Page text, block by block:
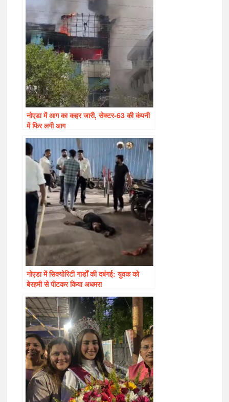
नोएडा में आग का कहर जारी, सेक्टर-63 की कंपनी
में फिर लगी आग
नोएडा में सिक्योरिटी गार्डों की दबंगई: युवक को
बेरहमी से पीटकर किया अधमरा